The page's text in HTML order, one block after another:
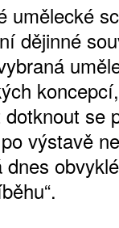
umělecké
dějinné
se
výstavě